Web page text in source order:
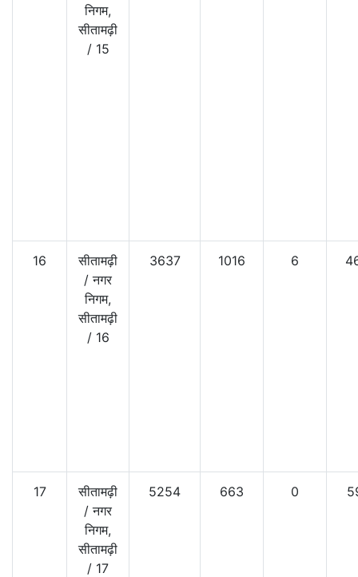
निगम,
सीतामढ़ी
/ 15
16
सीतामढ़ी
/नगर
निगम,
सीतामढ़ी
/ 16
3637 1016 6
17
सीतामढ़ी
/नगर
निगम,
सीतामढ़ी
/ 17
5254 663 0